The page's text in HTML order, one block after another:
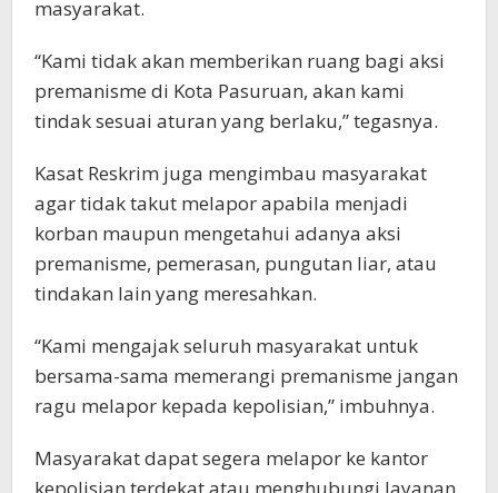
masyarakat.
“Kami tidak akan memberikan ruang bagi aksi
premanisme di Kota Pasuruan, akan kami
tindak sesuai aturan yang berlaku,” tegasnya.
Kasat Reskrim juga mengimbau masyarakat
agar tidak takut melapor apabila menjadi
korban maupun mengetahui adanya aksi
premanisme, pemerasan, pungutan liar, atau
tindakan lain yang meresahkan.
“Kami mengajak seluruh masyarakat untuk
bersama-sama memerangi premanisme jangan
ragu melapor kepada kepolisian,” imbuhnya.
Masyarakat dapat segera melapor ke kantor